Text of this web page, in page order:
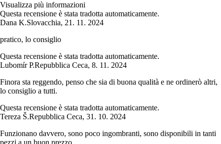
Visualizza più informazioni
Questa recensione è stata tradotta automaticamente.
Dana K.Slovacchia, 21. 11. 2024
pratico, lo consiglio
Questa recensione è stata tradotta automaticamente.
Lubomír P.Repubblica Ceca, 8. 11. 2024
Finora sta reggendo, penso che sia di buona qualità e ne ordinerò altri,
lo consiglio a tutti.
Questa recensione è stata tradotta automaticamente.
Tereza Š.Repubblica Ceca, 31. 10. 2024
Funzionano davvero, sono poco ingombranti, sono disponibili in tanti